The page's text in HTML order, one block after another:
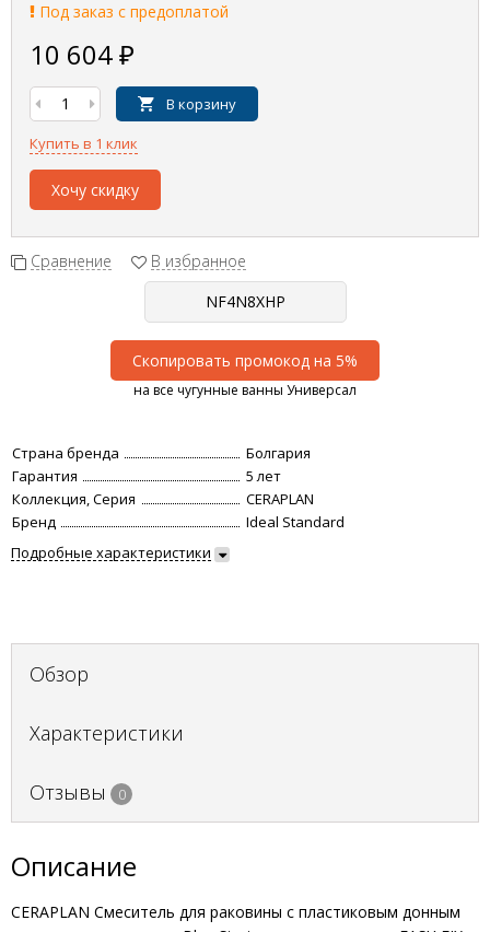
Под заказ с предоплатой
10 604₽
В корзину
Купить в 1 клик
Хочу скидку
Сравнение В избранное
Скопировать промокод на 5%
на все чугунные ванны Универсал
Страна бренда
Болгария
Гарантия
5 лет
Коллекция, Серия
CERAPLAN
Бренд
Ideal Standard
Подробные характеристики
Обзор
Характеристики
Отзывы 0
Описание
CERAPLAN Смеситель для раковины с пластиковым донным